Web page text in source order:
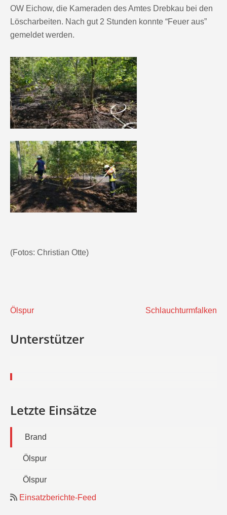
OW Eichow, die Kameraden des Amtes Drebkau bei den
Löscharbeiten. Nach gut 2 Stunden konnte “Feuer aus”
gemeldet werden.
(Fotos: Christian Otte)
Beitragsnavigation
Ölspur Schlauchturmfalken
Unterstützer
Letzte Einsätze
Brand
Ölspur
Ölspur
Einsatzberichte-Feed